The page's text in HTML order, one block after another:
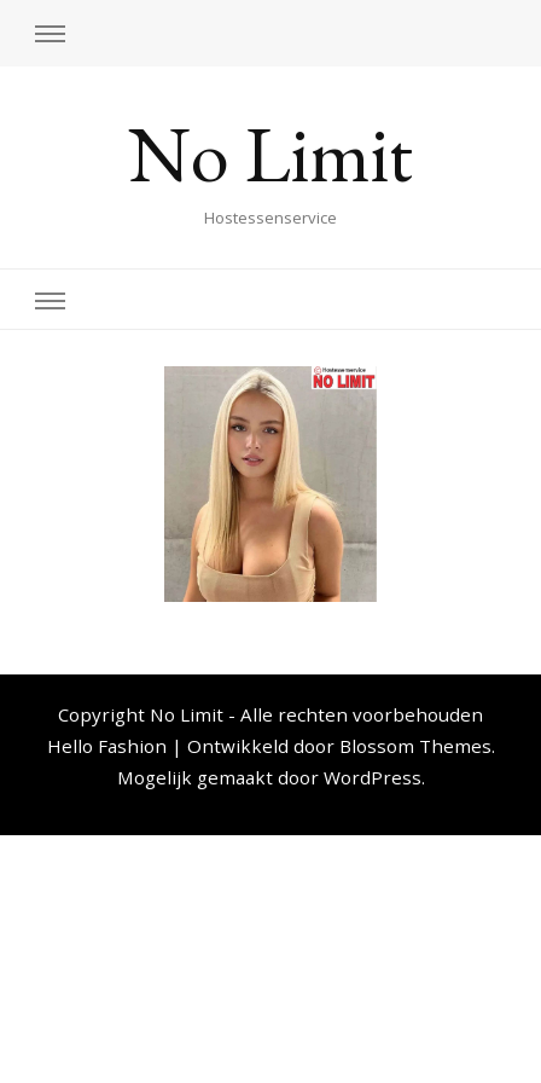
No Limit
Hostessenservice
Copyright No Limit - Alle rechten voorbehouden
Hello Fashion | Ontwikkeld door Blossom Themes.
Mogelijk gemaakt door WordPress.